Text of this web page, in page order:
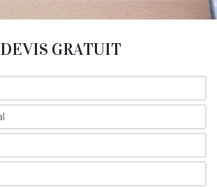
DEVIS GRATUIT